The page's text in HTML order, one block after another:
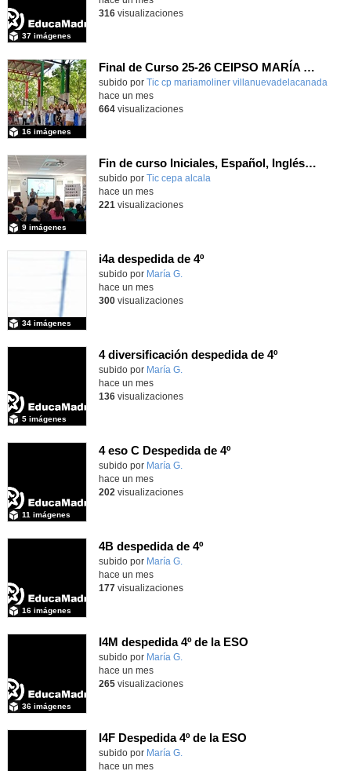
37 imágenes
316visualizaciones
Final de Curso 25-26 CEIPSO MARÍA MOLINER
subido por Tic cp mariamoliner villanuevadelacanada
16 imágenes
hace un mes
664visualizaciones
Fin de curso Iniciales, Español, Inglés, Informática y Patrimonio
subido por Tic cepa alcala
9 imágenes
hace un mes
221 visualizaciones
i4a despedida de 4º
Contenido educativo.
subido por María G.
34 imágenes
hace un mes
300visualizaciones
4 diversificación despedida de 4º
Contenido educativo.
subido por María G.
5 imágenes
hace un mes
136visualizaciones
4 eso C Despedida de 4º
Contenido educativo.
subido por María G.
11 imágenes
hace un mes
202 visualizaciones
4B despedida de 4º
Contenido educativo.
subido por María G.
16 imágenes
hace un mes
177visualizaciones
I4M despedida 4º de la ESO
subido por María G.
36 imágenes
hace un mes
265visualizaciones
I4F Despedida 4º de la ESO
subido por María G.
hace un mes